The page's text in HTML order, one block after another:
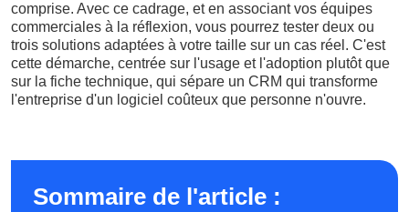
comprise. Avec ce cadrage, et en associant vos équipes
commerciales à la réflexion, vous pourrez tester deux ou
trois solutions adaptées à votre taille sur un cas réel. C'est
cette démarche, centrée sur l'usage et l'adoption plutôt que
sur la fiche technique, qui sépare un CRM qui transforme
l'entreprise d'un logiciel coûteux que personne n'ouvre.
Sommaire de l'article :